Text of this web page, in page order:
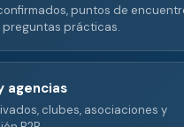
puntos de
preguntas prácticas.
agencias
clubes, asociaciones y